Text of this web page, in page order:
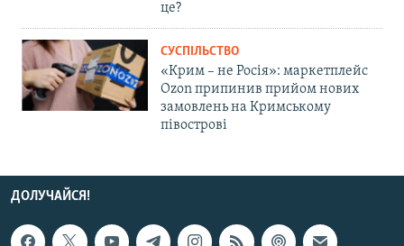
це?
СУСПІЛЬСТВО
«Крим – не Росія»: маркетплейс
Ozon припинив прийом нових
замовлень на Кримському
півострові
ДОЛУЧАЙСЯ!